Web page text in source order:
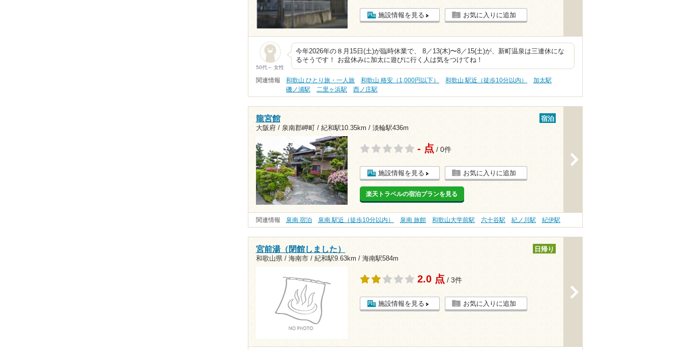
施設情報を見る お気に入りに追加
50代～ 女性
今年2026年の８月15日(土)が臨時休業で、 8／13(木)〜8／15(土)が、新町温泉は三連休にな
るそうです！ お盆休みに加太に遊びに行く人は気をつけてね！
関連情報 和歌山 ひとり旅・一人旅 和歌山 格安（1,000円以下） 和歌山 駅近（徒歩10分以内）
加太駅
磯ノ浦駅
二里ヶ浜駅 西ノ庄駅
龍宮館
大阪府 / 泉南郡岬町 / 紀和駅10.35km / 淡輪駅436m
宿泊
- 点 / 0件
施設情報を見る お気に入りに追加
楽天トラベルの宿泊プランを見る
関連情報 泉南 宿泊 泉南 駅近（徒歩10分以内） 泉南 旅館 和歌山大学前駅 六十谷駅 紀ノ川駅 紀伊駅
宮前湯（閉館しました）
和歌山県 / 海南市 / 紀和駅9.63km / 海南駅584m
日帰り
2.0 点 / 3件
施設情報を見る お気に入りに追加